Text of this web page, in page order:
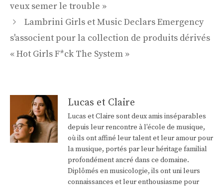
veux semer le trouble »
Lambrini Girls et Music Declars Emergency
s'associent pour la collection de produits dérivés
« Hot Girls F*ck The System »
Lucas et Claire
Lucas et Claire sont deux amis inséparables
depuis leur rencontre à l'école de musique,
où ils ont affiné leur talent et leur amour pour
la musique, portés par leur héritage familial
profondément ancré dans ce domaine.
Diplômés en musicologie, ils ont uni leurs
connaissances et leur enthousiasme pour